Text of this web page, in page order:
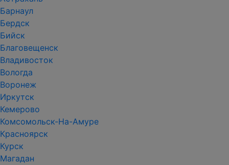
Барнаул
Бердск
Бийск
Благовещенск
Владивосток
Вологда
Воронеж
Иркутск
Кемерово
Комсомольск-На-Амуре
Красноярск
Курск
Магадан